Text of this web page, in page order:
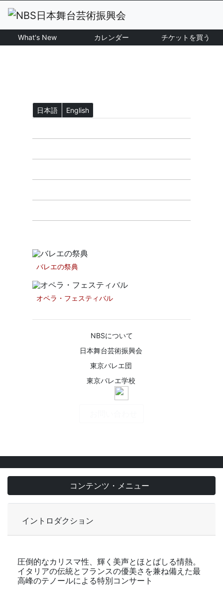
What's New カレンダー チケットを買う
日本語 English
バレエの祭典
オペラ・フェスティバル
NBSについて
日本舞台芸術振興会
東京バレエ団
東京バレエ学校
コンテンツ・メニュー
イントロダクション
圧倒的なカリスマ性、輝く美声とほとばしる情熱。
イタリアの伝統とフランスの優美さを兼ね備えた最
高峰のテノールによる特別コンサート